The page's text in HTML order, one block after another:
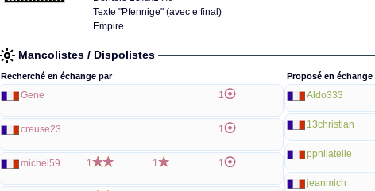
Texte "Pfennige" (avec e final)
Empire
Mancolistes / Dispolistes
Recherché en échange par
Gene 1
creuse23 1
michel59 1 1 1
Proposé en échange
Aldo333
13christian
pphilatelie
jeanmich